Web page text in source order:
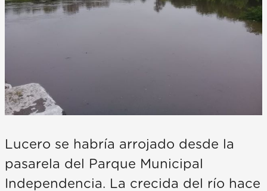
Lucero se habría arrojado desde la
pasarela del Parque Municipal
Independencia. La crecida del río hace